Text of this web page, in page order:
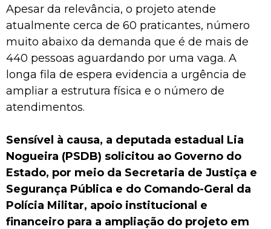
Apesar da relevância, o projeto atende
atualmente cerca de 60 praticantes, número
muito abaixo da demanda que é de mais de
440 pessoas aguardando por uma vaga. A
longa fila de espera evidencia a urgência de
ampliar a estrutura física e o número de
atendimentos.
Sensível à causa, a deputada estadual Lia
Nogueira (PSDB) solicitou ao Governo do
Estado, por meio da Secretaria de Justiça e
Segurança Pública e do Comando-Geral da
Polícia Militar, apoio institucional e
financeiro para a ampliação do projeto em